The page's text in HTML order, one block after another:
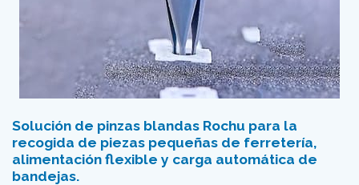
Solución de pinzas blandas Rochu para la
recogida de piezas pequeñas de ferretería,
alimentación flexible y carga automática de
bandejas.